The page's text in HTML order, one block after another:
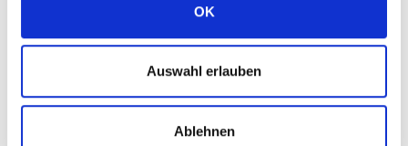
OK
Auswahl erlauben
Ablehnen
Online manuals